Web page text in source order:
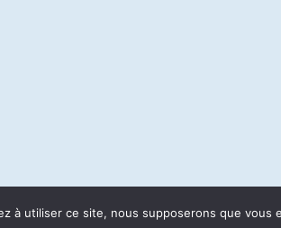
à utiliser ce site, nous supposerons que vous